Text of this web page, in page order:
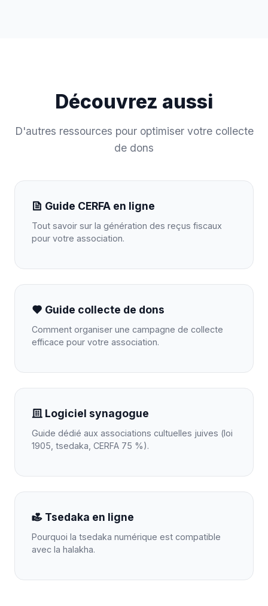
Découvrez aussi
D'autres ressources pour optimiser votre collecte
de dons
Guide CERFA en ligne
Tout savoir sur la génération des reçus fiscaux
pour votre association.
Guide collecte de dons
Comment organiser une campagne de collecte
efficace pour votre association.
Logiciel synagogue
Guide dédié aux associations cultuelles juives (loi
1905, tsedaka, CERFA 75 %).
Tsedaka en ligne
Pourquoi la tsedaka numérique est compatible
avec la halakha.